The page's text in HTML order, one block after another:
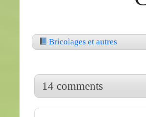
Bricolages et autres
14 comments